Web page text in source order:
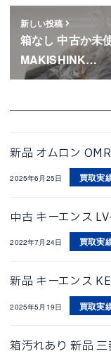
新しい投稿
箱なし 中古か未
MAKISHINK…
新品 オムロン
2025年6月25日 買取実
中古 キーエンス
2022年7月24日 買取実
新品 キーエンス
2025年5月19日 買取実
箱汚れあり 新品